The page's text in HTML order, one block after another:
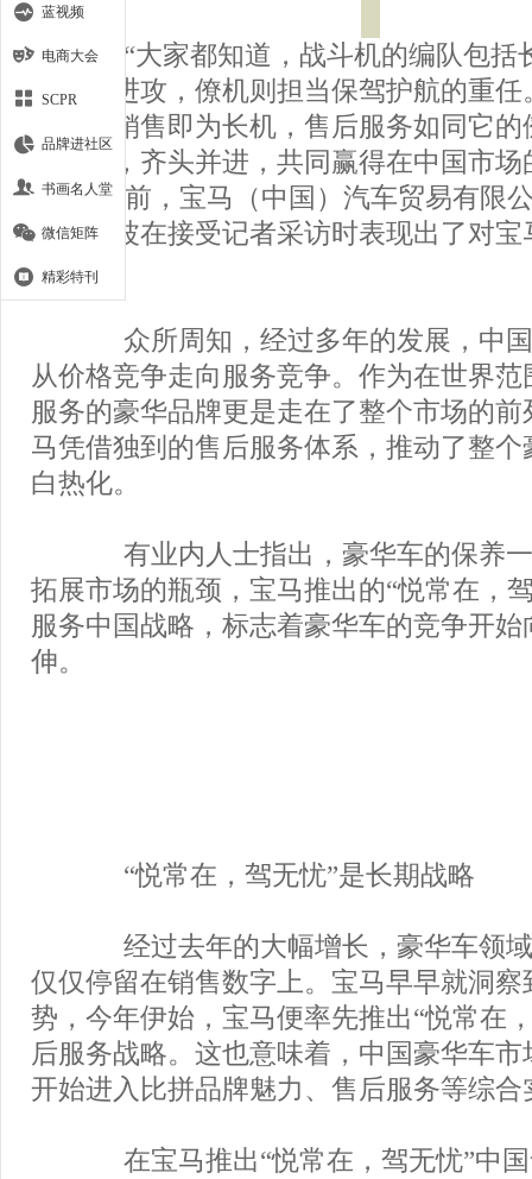
“大家都知道，战斗机的编队包括
机负责进攻，僚机则担当保驾护航的重任
而言，销售即为长机，售后服务如同它
驾护航，齐头并进，共同赢得在中国市
功。”日前，宝马（中国）汽车贸易有限
总裁康波在接受记者采访时表现出了对宝
信心。
众所周知，经过多年的发展，中国
从价格竞争走向服务竞争。作为在世界范
服务的豪华品牌更是走在了整个市场的前
马凭借独到的售后服务体系，推动了整个
白热化。
有业内人士指出，豪华车的保养一
拓展市场的瓶颈，宝马推出的“悦常在，
服务中国战略，标志着豪华车的竞争开始
伸。
“悦常在，驾无忧”是长期战略
经过去年的大幅增长，豪华车领域
仅仅停留在销售数字上。宝马早早就洞察
势，今年伊始，宝马便率先推出“悦常在
后服务战略。这也意味着，中国豪华车市
开始进入比拼品牌魅力、售后服务等综合
在宝马推出“悦常在，驾无忧”中国
蓝视频
电商大会
SCPR
品牌进社区
书画名人堂
微信矩阵
精彩特刊